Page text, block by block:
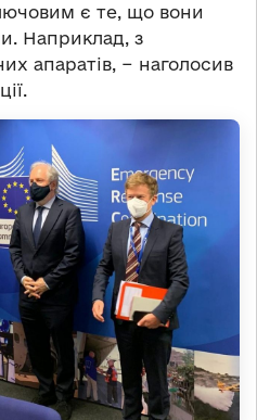
є те, що вони
Наприклад, з
апаратів, − наголосив